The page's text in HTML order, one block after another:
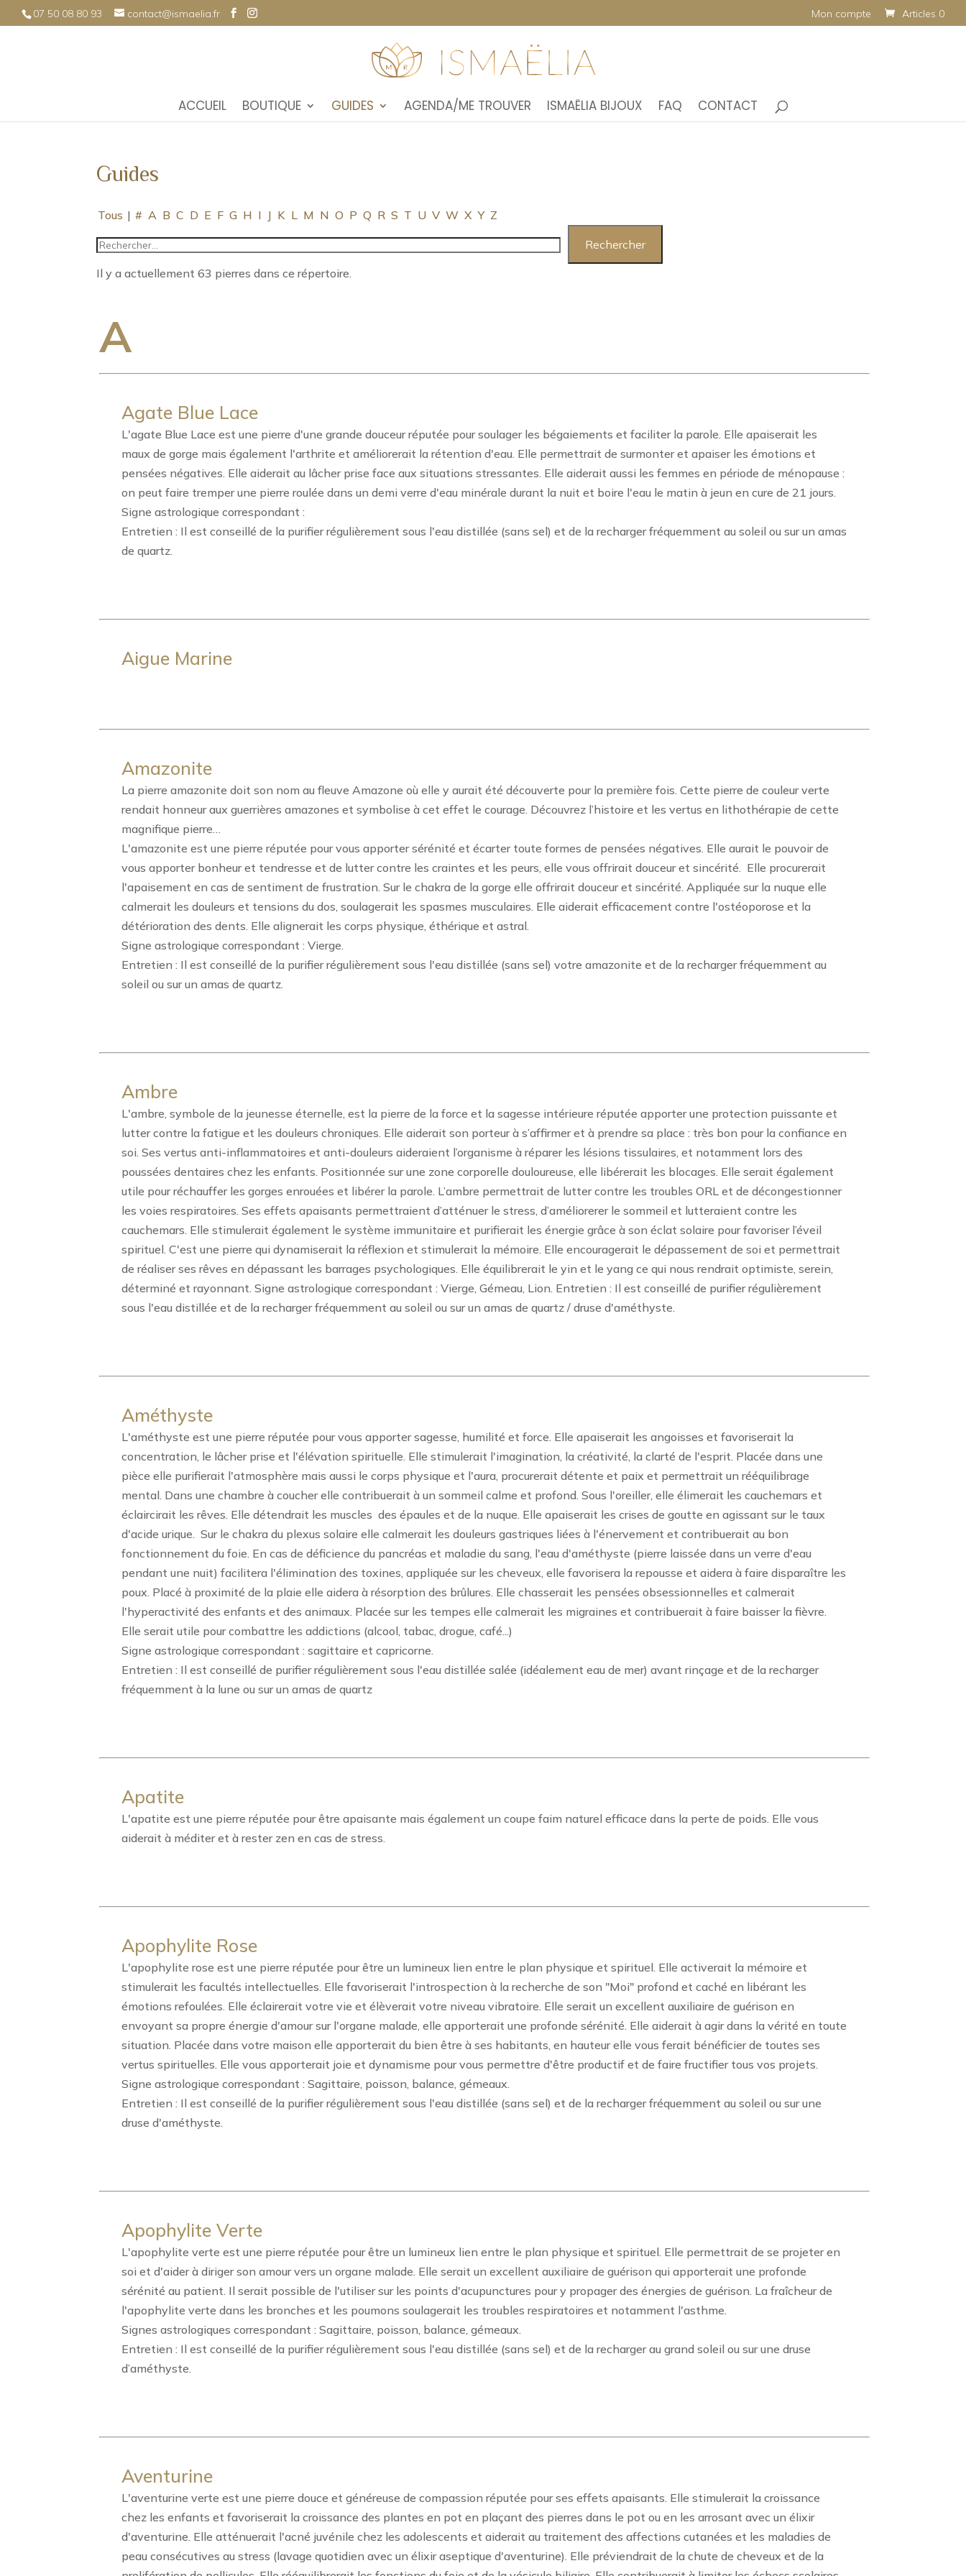
07 50 08 80 93 contact@ismaelia.fr Mon compte Articles 0
ACCUEIL BOUTIQUE GUIDES AGENDA/ME TROUVER ISMAËLIA BIJOUX FAQ CONTACT
Guides
Tous | # A B C D E F G H I J K L M N O P Q R S T U V W X Y Z
Il y a actuellement 63 pierres dans ce répertoire.
A
Agate Blue Lace
L'agate Blue Lace est une pierre d'une grande douceur réputée pour soulager les bégaiements et faciliter la parole. Elle apaiserait les
maux de gorge mais également l'arthrite et améliorerait la rétention d'eau. Elle permettrait de surmonter et apaiser les émotions et
pensées négatives. Elle aiderait au lâcher prise face aux situations stressantes. Elle aiderait aussi les femmes en période de ménopause :
on peut faire tremper une pierre roulée dans un demi verre d'eau minérale durant la nuit et boire l'eau le matin à jeun en cure de 21 jours.
Signe astrologique correspondant :
Entretien : Il est conseillé de la purifier régulièrement sous l'eau distillée (sans sel) et de la recharger fréquemment au soleil ou sur un amas
de quartz.
Aigue Marine
Amazonite
La pierre amazonite doit son nom au fleuve Amazone où elle y aurait été découverte pour la première fois. Cette pierre de couleur verte
rendait honneur aux guerrières amazones et symbolise à cet effet le courage. Découvrez l’histoire et les vertus en lithothérapie de cette
magnifique pierre…
L'amazonite est une pierre réputée pour vous apporter sérénité et écarter toute formes de pensées négatives. Elle aurait le pouvoir de
vous apporter bonheur et tendresse et de lutter contre les craintes et les peurs, elle vous offrirait douceur et sincérité. Elle procurerait
l'apaisement en cas de sentiment de frustration. Sur le chakra de la gorge elle offrirait douceur et sincérité. Appliquée sur la nuque elle
calmerait les douleurs et tensions du dos, soulagerait les spasmes musculaires. Elle aiderait efficacement contre l'ostéoporose et la
détérioration des dents. Elle alignerait les corps physique, éthérique et astral.
Signe astrologique correspondant : Vierge.
Entretien : Il est conseillé de la purifier régulièrement sous l'eau distillée (sans sel) votre amazonite et de la recharger fréquemment au
soleil ou sur un amas de quartz.
Ambre
L'ambre, symbole de la jeunesse éternelle, est la pierre de la force et la sagesse intérieure réputée apporter une protection puissante et
lutter contre la fatigue et les douleurs chroniques. Elle aiderait son porteur à s’affirmer et à prendre sa place : très bon pour la confiance en
soi. Ses vertus anti-inflammatoires et anti-douleurs aideraient l’organisme à réparer les lésions tissulaires, et notamment lors des
poussées dentaires chez les enfants. Positionnée sur une zone corporelle douloureuse, elle libérerait les blocages. Elle serait également
utile pour réchauffer les gorges enrouées et libérer la parole. L’ambre permettrait de lutter contre les troubles ORL et de décongestionner
les voies respiratoires. Ses effets apaisants permettraient d’atténuer le stress, d’améliorerer le sommeil et lutteraient contre les
cauchemars. Elle stimulerait également le système immunitaire et purifierait les énergie grâce à son éclat solaire pour favoriser l’éveil
spirituel. C'est une pierre qui dynamiserait la réflexion et stimulerait la mémoire. Elle encouragerait le dépassement de soi et permettrait
de réaliser ses rêves en dépassant les barrages psychologiques. Elle équilibrerait le yin et le yang ce qui nous rendrait optimiste, serein,
déterminé et rayonnant. Signe astrologique correspondant : Vierge, Gémeau, Lion. Entretien : Il est conseillé de purifier régulièrement
sous l'eau distillée et de la recharger fréquemment au soleil ou sur un amas de quartz / druse d'améthyste.
Améthyste
L'améthyste est une pierre réputée pour vous apporter sagesse, humilité et force. Elle apaiserait les angoisses et favoriserait la
concentration, le lâcher prise et l'élévation spirituelle. Elle stimulerait l'imagination, la créativité, la clarté de l'esprit. Placée dans une
pièce elle purifierait l'atmosphère mais aussi le corps physique et l'aura, procurerait détente et paix et permettrait un rééquilibrage
mental. Dans une chambre à coucher elle contribuerait à un sommeil calme et profond. Sous l'oreiller, elle élimerait les cauchemars et
éclaircirait les rêves. Elle détendrait les muscles des épaules et de la nuque. Elle apaiserait les crises de goutte en agissant sur le taux
d'acide urique. Sur le chakra du plexus solaire elle calmerait les douleurs gastriques liées à l'énervement et contribuerait au bon
fonctionnement du foie. En cas de déficience du pancréas et maladie du sang, l'eau d'améthyste (pierre laissée dans un verre d'eau
pendant une nuit) facilitera l'élimination des toxines, appliquée sur les cheveux, elle favorisera la repousse et aidera à faire disparaître les
poux. Placé à proximité de la plaie elle aidera à résorption des brûlures. Elle chasserait les pensées obsessionnelles et calmerait
l'hyperactivité des enfants et des animaux. Placée sur les tempes elle calmerait les migraines et contribuerait à faire baisser la fièvre.
Elle serait utile pour combattre les addictions (alcool, tabac, drogue, café...)
Signe astrologique correspondant : sagittaire et capricorne.
Entretien : Il est conseillé de purifier régulièrement sous l'eau distillée salée (idéalement eau de mer) avant rinçage et de la recharger
fréquemment à la lune ou sur un amas de quartz
Apatite
L'apatite est une pierre réputée pour être apaisante mais également un coupe faim naturel efficace dans la perte de poids. Elle vous
aiderait à méditer et à rester zen en cas de stress.
Apophylite Rose
L'apophylite rose est une pierre réputée pour être un lumineux lien entre le plan physique et spirituel. Elle activerait la mémoire et
stimulerait les facultés intellectuelles. Elle favoriserait l'introspection à la recherche de son "Moi" profond et caché en libérant les
émotions refoulées. Elle éclairerait votre vie et élèverait votre niveau vibratoire. Elle serait un excellent auxiliaire de guérison en
envoyant sa propre énergie d'amour sur l'organe malade, elle apporterait une profonde sérénité. Elle aiderait à agir dans la vérité en toute
situation. Placée dans votre maison elle apporterait du bien être à ses habitants, en hauteur elle vous ferait bénéficier de toutes ses
vertus spirituelles. Elle vous apporterait joie et dynamisme pour vous permettre d'être productif et de faire fructifier tous vos projets.
Signe astrologique correspondant : Sagittaire, poisson, balance, gémeaux.
Entretien : Il est conseillé de la purifier régulièrement sous l'eau distillée (sans sel) et de la recharger fréquemment au soleil ou sur une
druse d'améthyste.
Apophylite Verte
L'apophylite verte est une pierre réputée pour être un lumineux lien entre le plan physique et spirituel. Elle permettrait de se projeter en
soi et d'aider à diriger son amour vers un organe malade. Elle serait un excellent auxiliaire de guérison qui apporterait une profonde
sérénité au patient. Il serait possible de l'utiliser sur les points d'acupunctures pour y propager des énergies de guérison. La fraîcheur de
l'apophylite verte dans les bronches et les poumons soulagerait les troubles respiratoires et notamment l'asthme.
Signes astrologiques correspondant : Sagittaire, poisson, balance, gémeaux.
Entretien : Il est conseillé de la purifier régulièrement sous l'eau distillée (sans sel) et de la recharger au grand soleil ou sur une druse
d’améthyste.
Aventurine
L'aventurine verte est une pierre douce et généreuse de compassion réputée pour ses effets apaisants. Elle stimulerait la croissance
chez les enfants et favoriserait la croissance des plantes en pot en plaçant des pierres dans le pot ou en les arrosant avec un élixir
d'aventurine. Elle atténuerait l'acné juvénile chez les adolescents et aiderait au traitement des affections cutanées et les maladies de
peau consécutives au stress (lavage quotidien avec un élixir aseptique d'aventurine). Elle préviendrait de la chute de cheveux et de la